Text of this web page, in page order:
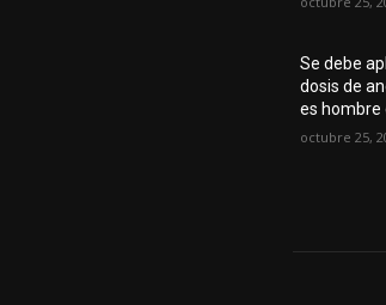
Se debe
dosis de
es hombre
octubre 25,